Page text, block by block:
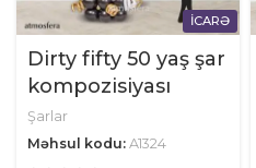
İCARƏ
Dirty fifty 50 yaş şar
kompozisiyası
Şarlar
Məhsul kodu: A1324